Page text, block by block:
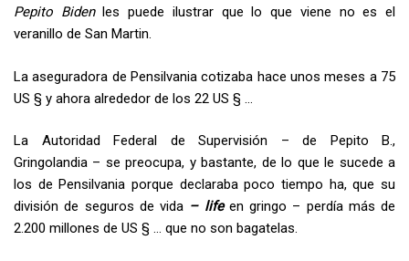
Pepito Bidenles puede ilustrar que lo que viene no es el
veranillo de San Martin.
La aseguradora de Pensilvania cotizaba hace unos meses a 75
US § y ahora alrededor de los 22 US § …
La Autoridad Federal de Supervisión – de Pepito B.,
Gringolandia – se preocupa, y bastante, de lo que le sucede a
los de Pensilvania porque declaraba poco tiempo ha, que su
división de seguros de vida – lifeen gringo – perdía más de
2.200 millones de US § … que no son bagatelas.